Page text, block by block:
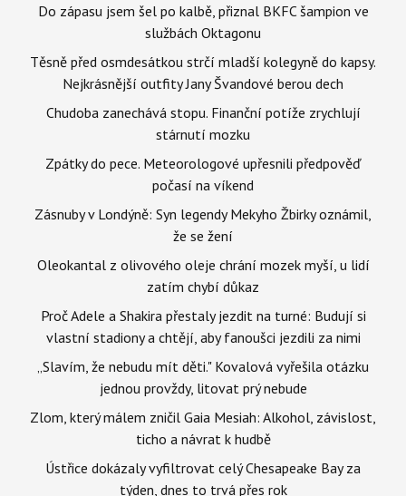
Do zápasu jsem šel po kalbě, přiznal BKFC šampion ve
službách Oktagonu
Těsně před osmdesátkou strčí mladší kolegyně do kapsy.
Nejkrásnější outfity Jany Švandové berou dech
Chudoba zanechává stopu. Finanční potíže zrychlují
stárnutí mozku
Zpátky do pece. Meteorologové upřesnili předpověď
počasí na víkend
Zásnuby v Londýně: Syn legendy Mekyho Žbirky oznámil,
že se žení
Oleokantal z olivového oleje chrání mozek myší, u lidí
zatím chybí důkaz
Proč Adele a Shakira přestaly jezdit na turné: Budují si
vlastní stadiony a chtějí, aby fanoušci jezdili za nimi
„Slavím, že nebudu mít děti." Kovalová vyřešila otázku
jednou provždy, litovat prý nebude
Zlom, který málem zničil Gaia Mesiah: Alkohol, závislost,
ticho a návrat k hudbě
Ústřice dokázaly vyfiltrovat celý Chesapeake Bay za
týden, dnes to trvá přes rok